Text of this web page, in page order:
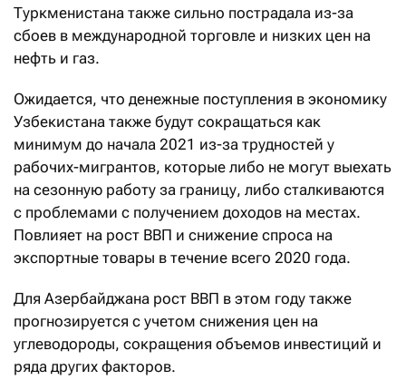
Туркменистана также сильно пострадала из-за
сбоев в международной торговле и низких цен на
нефть и газ.
Ожидается, что денежные поступления в экономику
Узбекистана также будут сокращаться как
минимум до начала 2021 из-за трудностей у
рабочих-мигрантов, которые либо не могут выехать
на сезонную работу за границу, либо сталкиваются
с проблемами с получением доходов на местах.
Повлияет на рост ВВП и снижение спроса на
экспортные товары в течение всего 2020 года.
Для Азербайджана рост ВВП в этом году также
прогнозируется с учетом снижения цен на
углеводороды, сокращения объемов инвестиций и
ряда других факторов.